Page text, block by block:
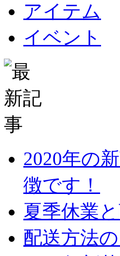
アイテム
イベント
2020年の
徴です！
夏季休業
配送方法